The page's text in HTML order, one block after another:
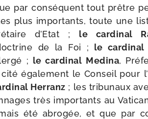
par consé­quent tout prêtre
plus impor­tants, toute une
d’Etat ; le car­di­nal
de la Foi ; le car­di­nal
; le car­di­nal Medina,
éga­le­ment le Conseil pour
Herranz ; les tri­bu­naux
très impor­tants au
été abro­gée, et que par